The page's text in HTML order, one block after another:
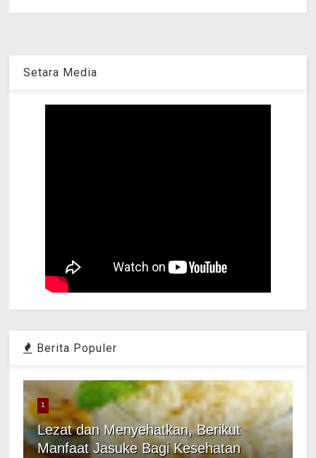
Setara Media
Berita Populer
1
Lezat dan Menyehatkan, Berikut
Manfaat Jasuke Bagi Kesehatan